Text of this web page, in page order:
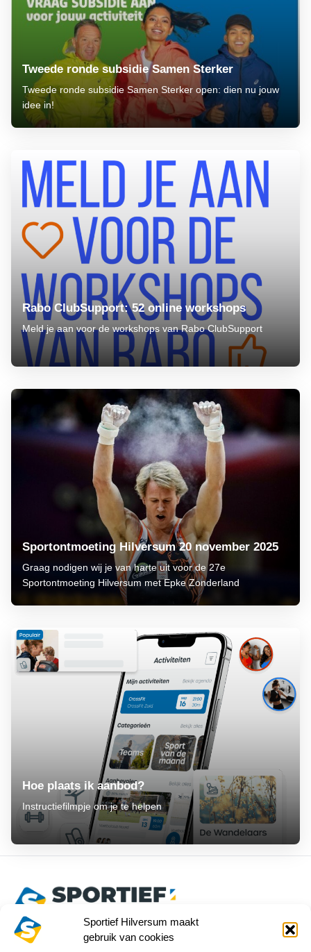
Sportief Hilversum maakt
gebruik van cookies
Tweede ronde subsidie Samen Sterker
Tweede ronde subsidie Samen Sterker open: dien nu jouw
idee in!
Rabo ClubSupport: 52 online workshops
Meld je aan voor de workshops van Rabo ClubSupport
Sportontmoeting Hilversum 20 november 2025
Graag nodigen wij je van harte uit voor de 27e
Sportontmoeting Hilversum met Epke Zonderland
Hoe plaats ik aanbod?
Instructiefilmpje om je te helpen